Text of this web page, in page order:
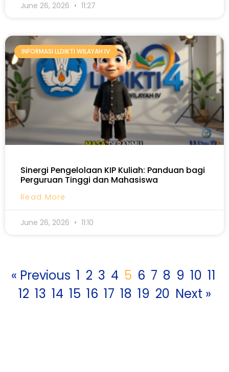
June 26, 2026 11:27
INFORMASI LLDIKTI WILAYAH IV
Sinergi Pengelolaan KIP Kuliah: Panduan bagi
Perguruan Tinggi dan Mahasiswa
Read More
June 26, 2026 11:10
« Previous 1 2 3 4 5 6 7 8 9 10 11
12 13 14 15 16 17 18 19 20 Next »